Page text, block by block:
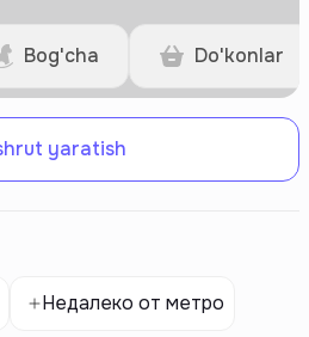
Bog'cha Do'konlar
yaratish
Недалеко от метро